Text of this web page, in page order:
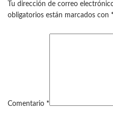
Tu dirección de correo
obligatorios están marcados con *
Comentario *